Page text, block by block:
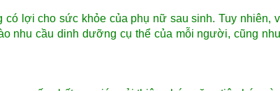
lợi cho sức khỏe của phụ nữ sau sinh. Tuy nhiên,
nhu cầu dinh dưỡng cụ thể của mỗi người, cũng